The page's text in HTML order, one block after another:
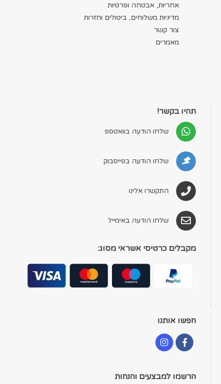
אחריות, אבטחה ופרטיות
מדיניות משלוחים, ביטולים וחזרות
צור קשר
מאמרים
תהיו בקשר!
שלחו הודעה בוואטספ
שלחו הודעה בפייסבוק
התקשרו אלינו
שלחו הודעה באימייל
מקבלים כרטיסי אשראי מסוג:
חפשו אותנו
הרשמו למבצעים והנחות